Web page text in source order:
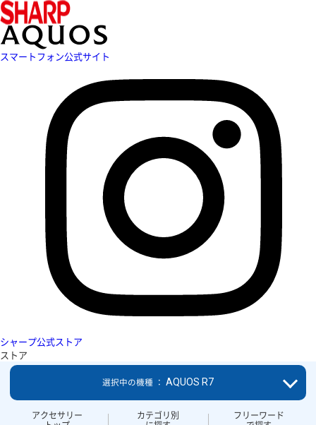
スマートフォン公式サイト
シャープ公式ストア
ストア
アクセサリー
カテゴリ別
フリーワード
選択中の機種 ： AQUOS R7